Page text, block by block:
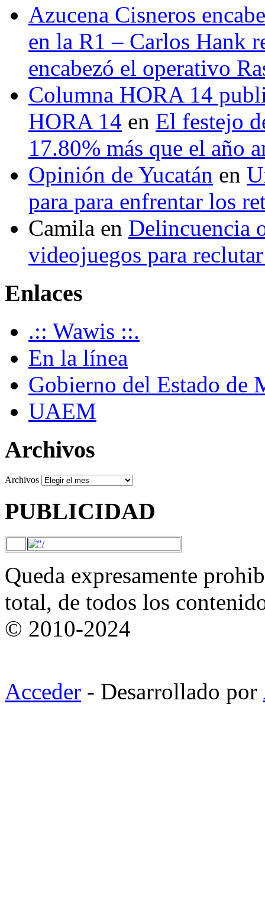
Azucena Cisneros
en la R1 – Carlos Hank
encabezó el operativo
Columna HORA 14
HORA 14 en El festejo
17.80% más que el año
Opinión de Yucatán en
para para enfrentar los
Camila en Delincuencia
videojuegos para
Enlaces
.:: Wawis ::.
En la línea
Gobierno del Estado de
UAEM
Archivos
Archivos
PUBLICIDAD
Queda expresamente
total, de todos los
© 2010-2024
Acceder - Desarrollado por